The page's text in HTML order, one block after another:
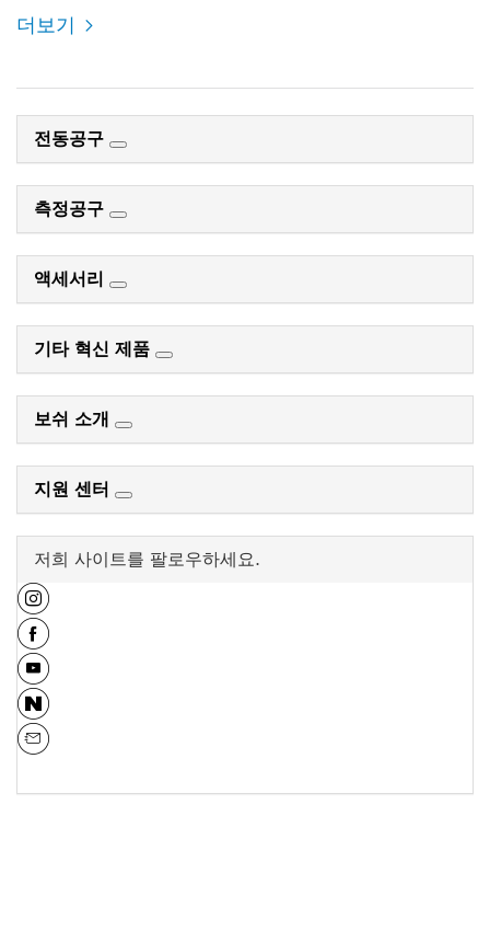
더보기
전동공구
측정공구
액세서리
기타 혁신 제품
보쉬 소개
지원 센터
저희 사이트를 팔로우하세요.